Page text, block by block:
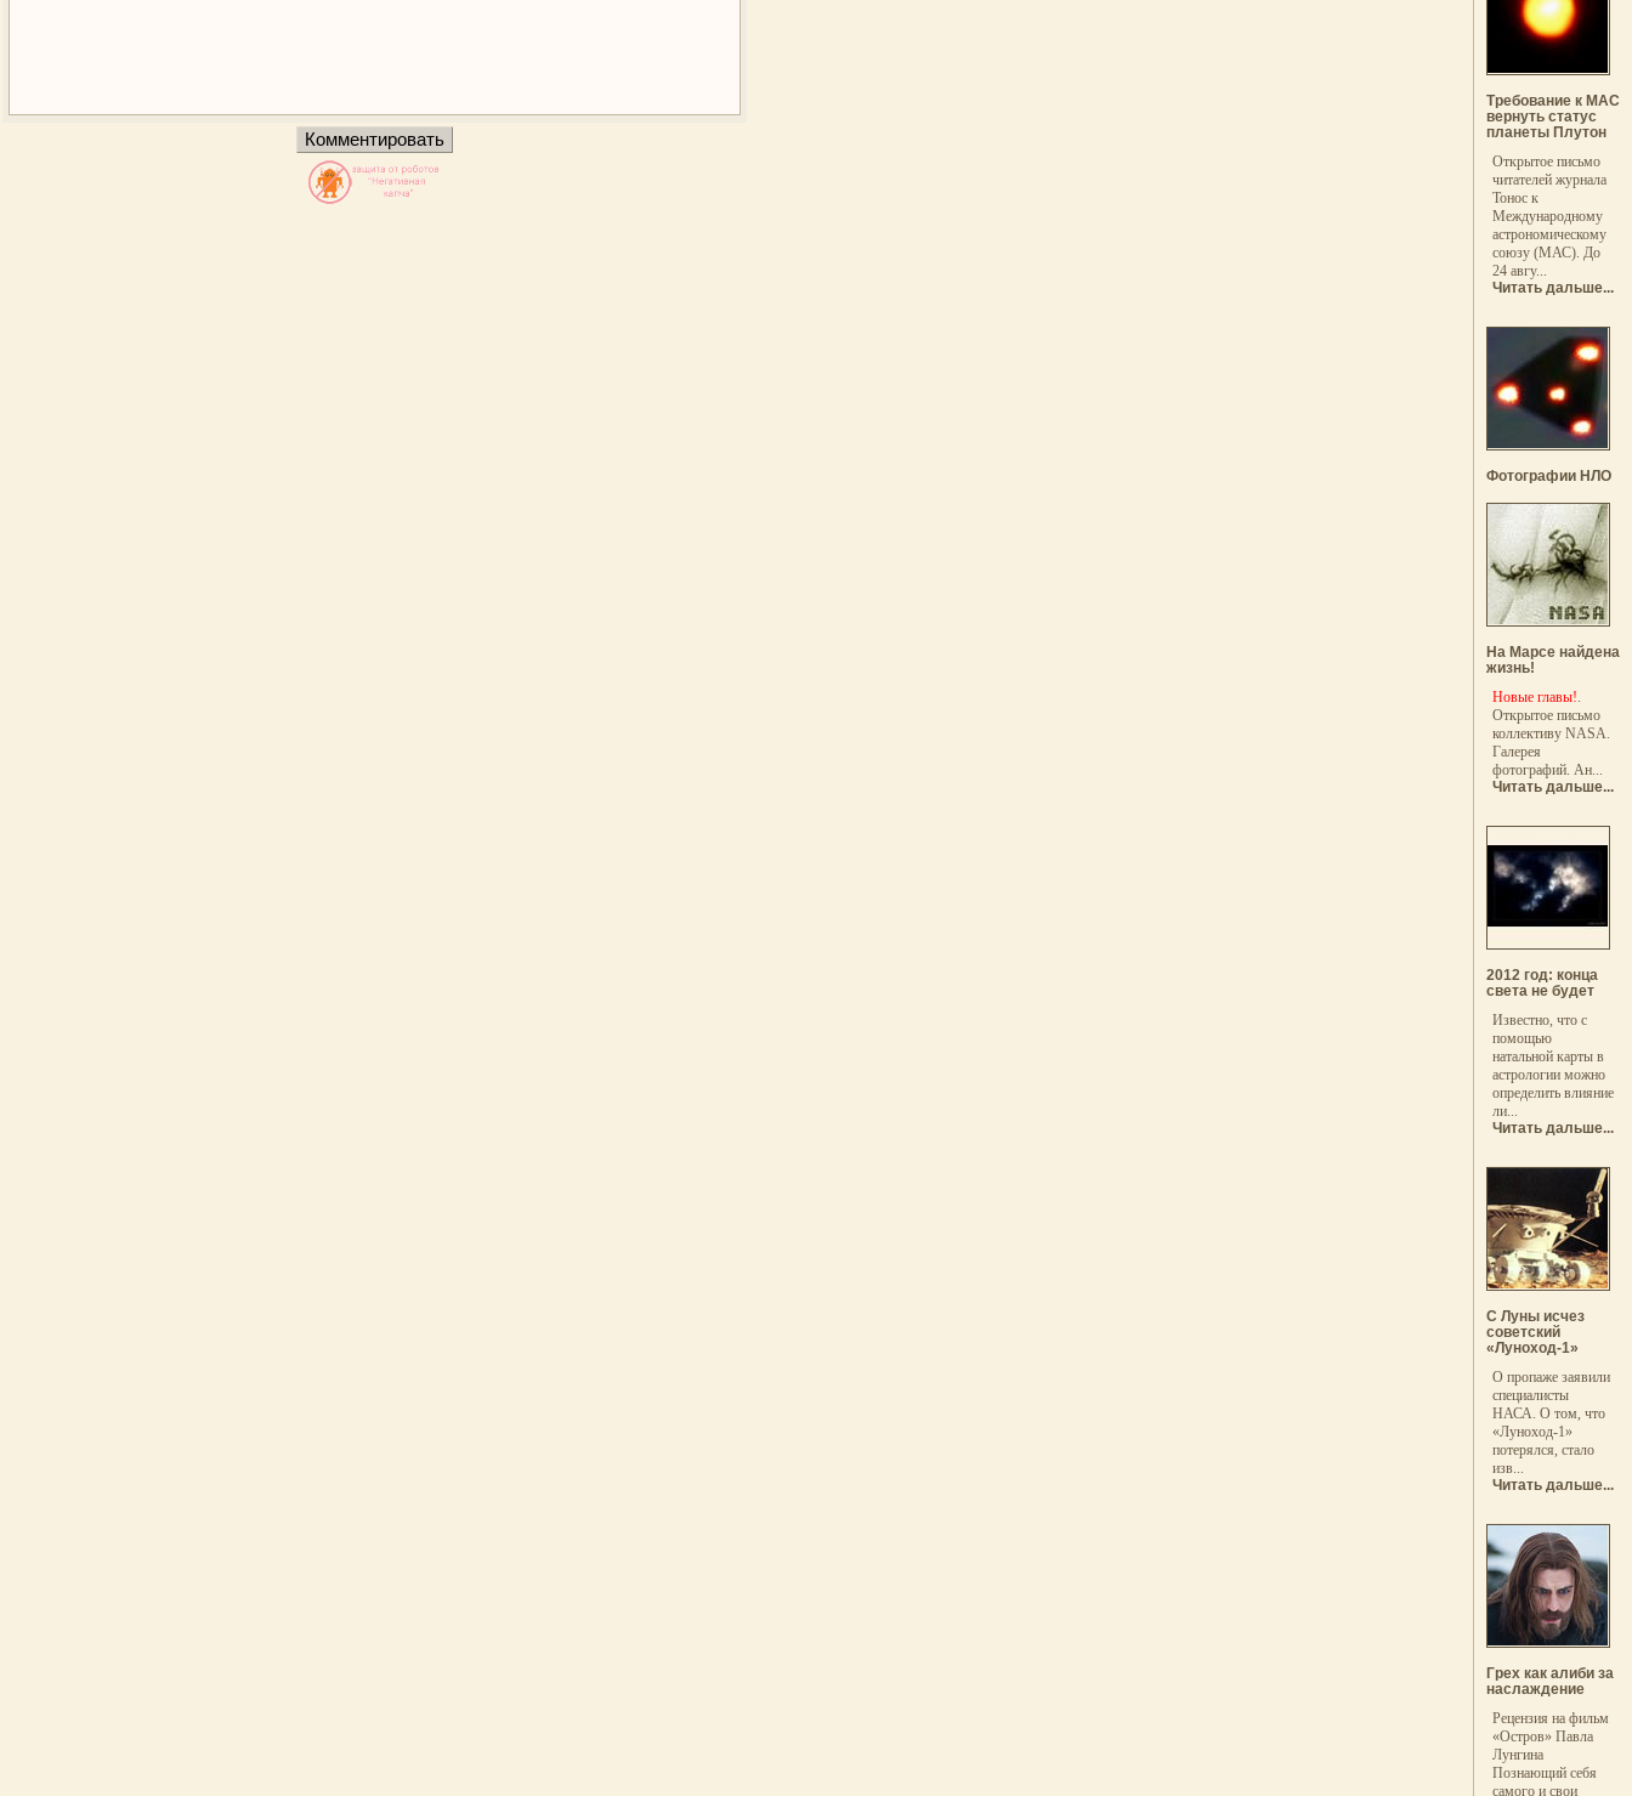
Требование к МАС
вернуть статус
планеты Плутон
Открытое письмо
читателей журнала
Тонос к
Международному
астрономическому
союзу (МАС). До
24 авгу...
Читать дальше...
Фотографии НЛО
На Марсе найдена
жизнь!
Новые главы!.
Открытое письмо
коллективу NASA.
Галерея
фотографий. Ан...
Читать дальше...
2012 год: конца
света не будет
Известно, что с
помощью
натальной карты в
астрологии можно
определить влияние
ли...
Читать дальше...
С Луны исчез
советский
«Луноход-1»
О пропаже заявили
специалисты
НАСА. О том, что
«Луноход-1»
потерялся, стало
изв...
Читать дальше...
Грех как алиби за
наслаждение
Рецензия на фильм
«Остров» Павла
Лунгина
Познающий себя
самого и свои